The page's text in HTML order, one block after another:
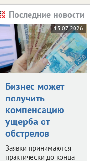
Последние новости
15.07.2026
Бизнес может
получить
компенсацию
ущерба от
обстрелов
Заявки принимаются
практически до конца